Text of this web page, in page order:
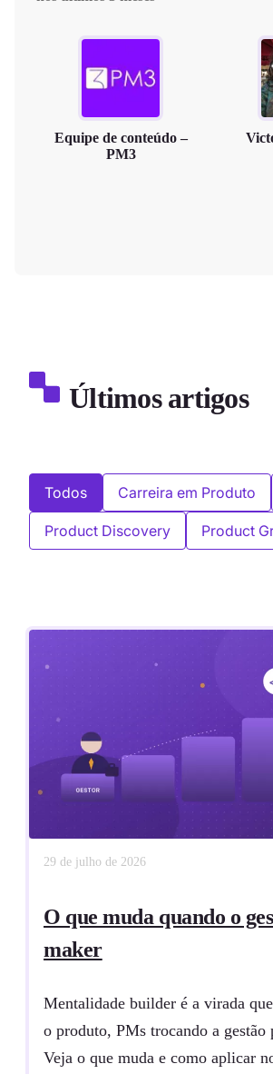
Equipe de conteúdo –
PM3
Últimos artigos
Todos Carreira em Produto
Product Discovery Product
29 de julho de 2026
O que muda quando o
maker
Mentalidade builder é a virada
o produto, PMs trocando a gestão
Veja o que muda e como aplicar